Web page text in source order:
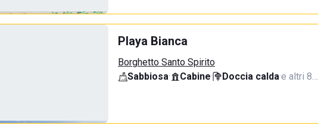
Playa Bianca
Borghetto Santo Spirito
Sabbiosa· Cabine· Doccia calda·e altri 8…